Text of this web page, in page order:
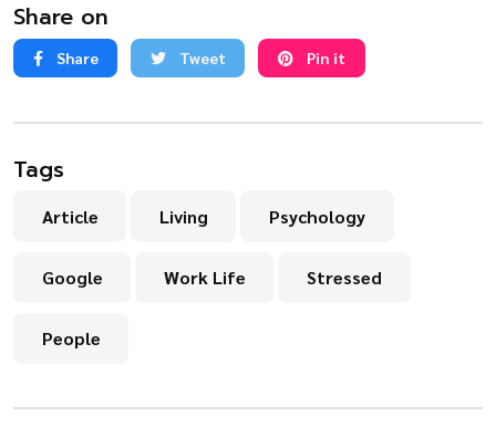
Share on
Share Tweet Pin it
Tags
Article Living Psychology
Google Work Life Stressed
People